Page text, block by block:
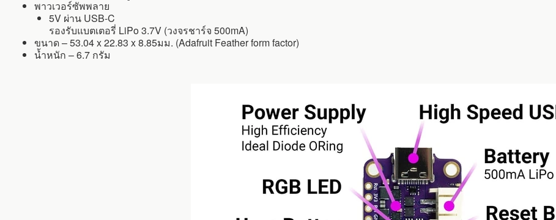
พาวเวอร์ซัพพลาย
5V ผ่าน USB-C
รองรับแบตเตอรี่ LiPo 3.7V (วงจรชาร์จ 500mA)
ขนาด – 53.04 x 22.83 x 8.85มม. (Adafruit Feather form factor)
น้ำหนัก – 6.7 กรัม